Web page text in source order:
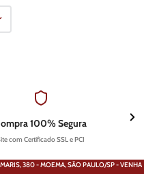
100% Segura
com Certificado SSL e PCI
380 - MOEMA, SÃO PAULO/SP - VENHA